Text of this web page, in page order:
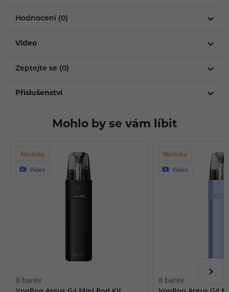
Hodnocení (0)
Video
Zeptejte se (0)
Příslušenství
Mohlo by se vám líbit
Novinka
Video
8 barev
Novinka
Video
8 barev